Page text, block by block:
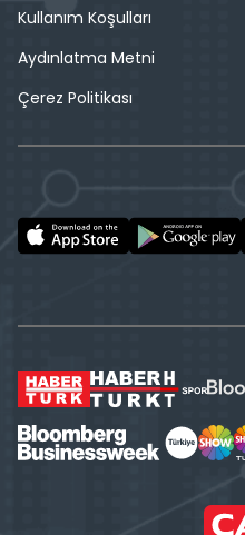
Kullanım Koşulları
Aydınlatma Metni
Çerez Politikası